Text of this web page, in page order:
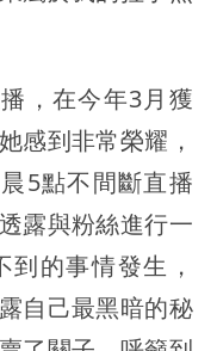
，在今年3月獲
感到非常榮耀，
5點不間斷直播
露與粉絲進行一
的事情發生，
自己最黑暗的秘